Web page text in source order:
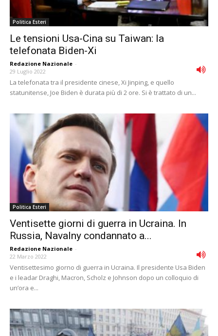
Politica Esteri
Le tensioni Usa-Cina su Taiwan: la
telefonata Biden-Xi
Redazione Nazionale -
29 Luglio 2022
La telefonata tra il presidente cinese, Xi Jinping, e quello
statunitense, Joe Biden è durata più di 2 ore. Si è trattato di un...
Politica Esteri
Ventisette giorni di guerra in Ucraina. In
Russia, Navalny condannato a...
Redazione Nazionale -
22 Marzo 2022
Ventisettesimo giorno di guerra in Ucraina. Il presidente Usa Biden
e i leadar Draghi, Macron, Scholz e Johnson dopo un colloquio di
un’ora e...